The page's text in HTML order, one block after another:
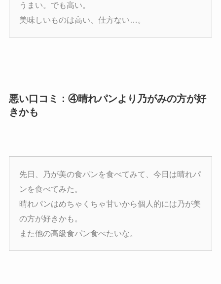
うまい。でも高い。
美味しいものは高い、仕方ない…。
悪い口コミ：④晴れパンより乃がみの方が好
きかも
先日、乃が美の食パンを食べてみて、今日は晴れパ
ンを食べてみた。
晴れパンはめちゃくちゃ甘いから個人的には乃が美
の方が好きかも。
また他の高級食パン食べたいな。